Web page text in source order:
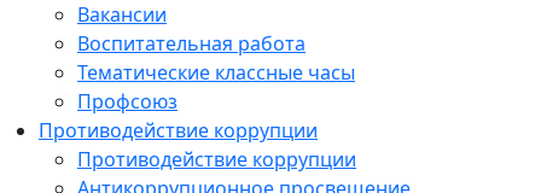
Вакансии
Воспитательная работа
Тематические классные часы
Профсоюз
Противодействие коррупции
Противодействие коррупции